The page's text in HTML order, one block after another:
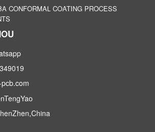
CONFORMAL COATING PROCESS